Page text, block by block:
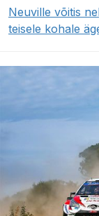
Neuville võitis
teisele kohale